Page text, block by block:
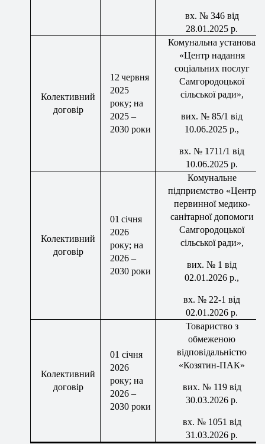
вх. № 346від
28.01 .2025 р.
Колективний
договір
12 червня
2025
року; на
2025 –
2030 роки
Комунальна установа
«Центр надання
соціальних послуг
Самгородоцької
сільської ради»,
вих. № 85/1 від
10.06.2025 р.,
вх. № 1 711/1 від
10.06.2025 р.
Колективний
договір
01 січня
2026
року; на
2026 –
2030 роки
Комунальне
підприємство«Центр
первинної медико-
санітарної допомоги
Самгородоцької
сільської ради»,
вих. № 1 від
02.01 .2026 р.,
вх. № 22-1 від
02.01 .2026 р.
Колективний
договір
01 січня
2026
року; на
2026 –
2030 роки
Товариство з
обмеженою
відповідальністю
«Козятин-ПАК»
вих. № 119 від
30.03.2026 р.
вх. № 1051 від
31.03.2026 р.